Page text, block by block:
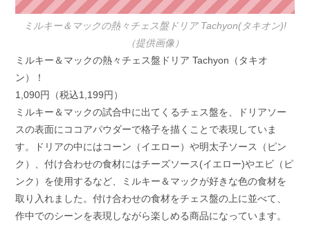
ミルキー＆マックの熱々チェス盤ドリア Tachyon(タキオン)!
（提供画像）
ミルキー＆マックの熱々チェス盤ドリア Tachyon（タキオ
ン）！
1,090円（税込1,199円）
ミルキー＆マックの試合中に出てくるチェス盤を、ドリアソー
スの表面にココアパウダーで格子を描くことで表現していま
す。ドリアの中にはコーン（イエロー）や明太子ソース（ピン
ク）、付け合わせの食材にはチーズソース(イエロー)やエビ（ピ
ンク）を使用するなど、ミルキー＆マックが好きな色の食材を
取り入れました。付け合わせの食材をチェス盤の上に並べて、
作中でのシーンを表現しながら楽しめる商品になっています。